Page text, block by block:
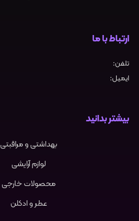
ارتباط با ما
تلفن:
ایمیل:
بیشتر بدانید
بهداشتی و مراقبتی
لوازم آرایشی
محصولات خارجی
عطر و ادکلن